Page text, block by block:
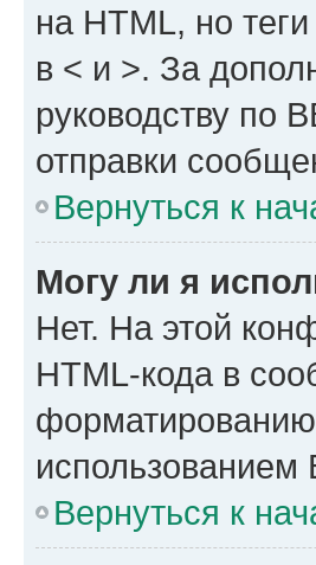
на HTML, но
в < и >. За
руководству по
отправки
Вернуться к
Могу ли я
Нет. На этой
HTML-кода в
использованием
Вернуться к